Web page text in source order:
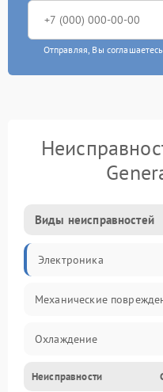
Отправляя, Вы
Виды неисправностей
Электроника
Механические
Охлаждение
Механика
Неисправности